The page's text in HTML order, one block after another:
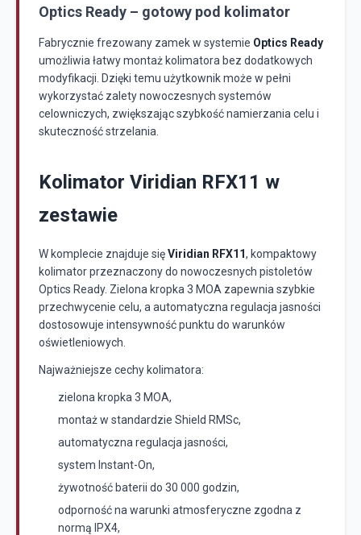
Optics Ready – gotowy pod kolimator
Fabrycznie frezowany zamek w systemie Optics Ready
umożliwia łatwy montaż kolimatora bez dodatkowych
modyfikacji. Dzięki temu użytkownik może w pełni
wykorzystać zalety nowoczesnych systemów
celowniczych, zwiększając szybkość namierzania celu i
skuteczność strzelania.
Kolimator Viridian RFX11 w
zestawie
W komplecie znajduje sięViridian RFX11, kompaktowy
kolimator przeznaczony do nowoczesnych pistoletów
Optics Ready. Zielona kropka 3 MOA zapewnia szybkie
przechwycenie celu, a automatyczna regulacja jasności
dostosowuje intensywność punktu do warunków
oświetleniowych.
Najważniejsze cechy kolimatora:
zielona kropka 3 MOA,
montaż w standardzie Shield RMSc,
automatyczna regulacja jasności,
system Instant-On,
żywotność baterii do 30 000 godzin,
odporność na warunki atmosferyczne zgodna z
normą IPX4,